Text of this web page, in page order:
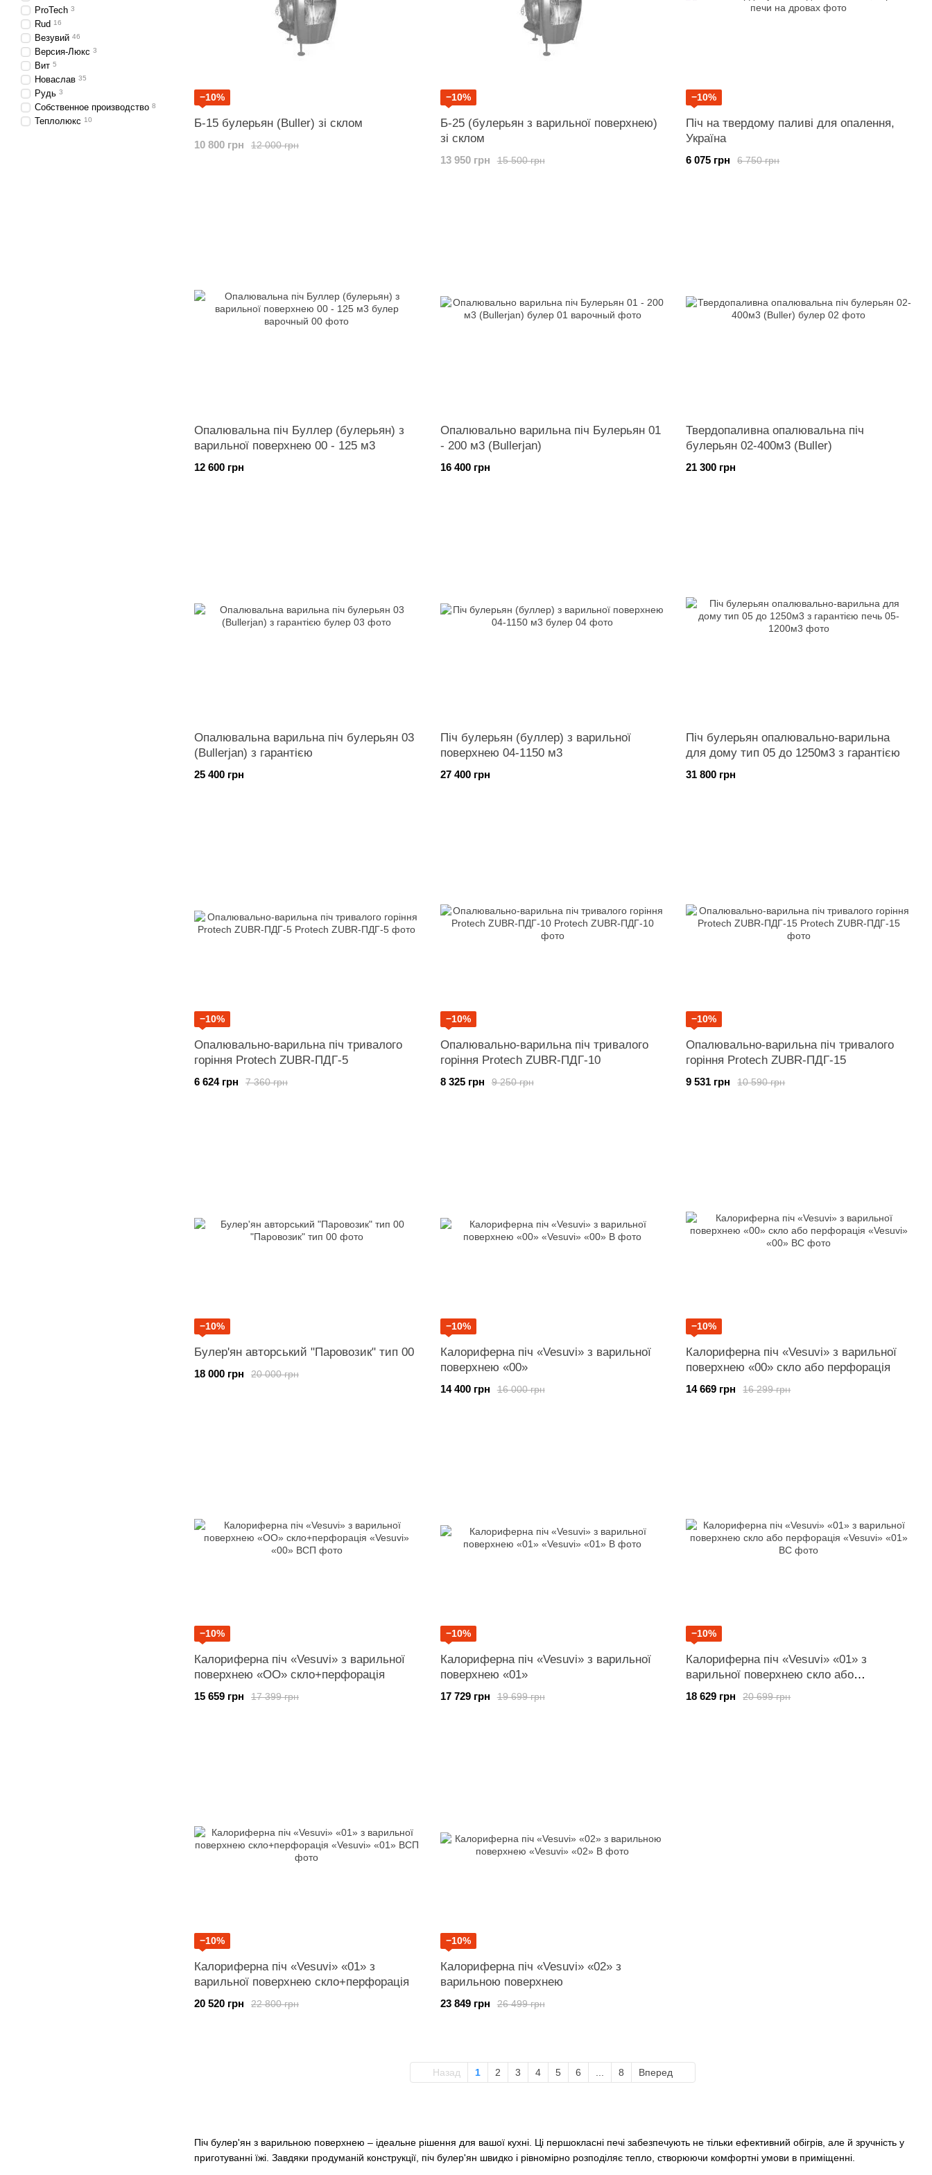
Піч булер'ян з варильною поверхнею – ідеальне рішення для вашої кухні. Ці першокласні печі забезпечують не тільки ефективний обігрів, але й зручність у
приготуванні їжі. Завдяки продуманій конструкції, піч булер'ян швидко і рівномірно розподіляє тепло, створюючи комфортні умови в приміщенні.
−10%
Б-15 булерьян (Buller) зі склом
12 000 грн
10 800 грн
−10%
Б-25 (булерьян з варильної поверхнею)
зі склом
15 500 грн
13 950 грн
−10%
Піч на твердому паливі для опалення,
Україна
6 750 грн
6 075 грн
Опалювальна піч Буллер (булерьян) з
варильної поверхнею 00 - 125 м3
12 600 грн
Опалювально варильна піч Булерьян 01
- 200 м3 (Bullerjan)
16 400 грн
Твердопаливна опалювальна піч
булерьян 02-400м3 (Buller)
21 300 грн
Опалювальна варильна піч булерьян 03
(Bullerjan) з гарантією
25 400 грн
Піч булерьян (буллер) з варильної
поверхнею 04-1150 м3
27 400 грн
Піч булерьян опалювально-варильна
для дому тип 05 до 1250м3 з гарантією
31 800 грн
−10%
Опалювально-варильна піч тривалого
горіння Protech ZUBR-ПДГ-5
7 360 грн
6 624 грн
−10%
Опалювально-варильна піч тривалого
горіння Protech ZUBR-ПДГ-10
9 250 грн
8 325 грн
−10%
Опалювально-варильна піч тривалого
горіння Protech ZUBR-ПДГ-15
10 590 грн
9 531 грн
−10%
Булер'ян авторський "Паровозик" тип 00
20 000 грн
18 000 грн
−10%
Калориферна піч «Vesuvi» з варильної
поверхнею «00»
16 000 грн
14 400 грн
−10%
Калориферна піч «Vesuvi» з варильної
поверхнею «00» скло або перфорація
16 299 грн
14 669 грн
−10%
Калориферна піч «Vesuvi» з варильної
поверхнею «ОО» скло+перфорація
17 399 грн
15 659 грн
−10%
Калориферна піч «Vesuvi» з варильної
поверхнею «01»
19 699 грн
17 729 грн
−10%
Калориферна піч «Vesuvi» «01» з
варильної поверхнею скло або
перфорація20 699 грн
18 629 грн
−10%
Калориферна піч «Vesuvi» «01» з
варильної поверхнею скло+перфорація
22 800 грн
20 520 грн
−10%
Калориферна піч «Vesuvi» «02» з
варильною поверхнею
26 499 грн
23 849 грн
Назад 1 2 3 4 5 6 8 Вперед
ProTech 3
Rud 16
Везувий 46
Версия-Люкс 3
Вит 5
Новаслав 35
Рудь 3
Собственное производство 8
Теплолюкс 10